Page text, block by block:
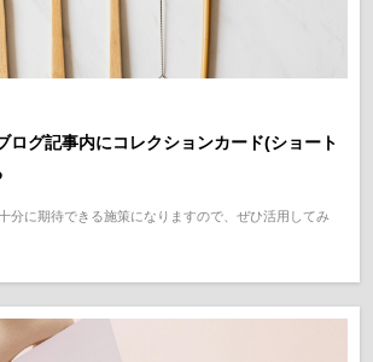
ログ記事内にコレクションカード(ショート
分に期待できる施策になりますので、ぜひ活用してみ